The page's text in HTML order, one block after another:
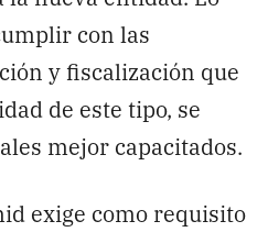
con las
y fiscalización que
de este tipo, se
mejor capacitados.
exige como requisito